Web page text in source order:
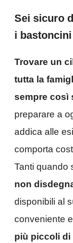
Sei sicuro
i
Trovare un
tutta la
sempre così
preparare a
addica alle
comporta
Tanti quando
non
disponibili al
conveniente
più piccoli di